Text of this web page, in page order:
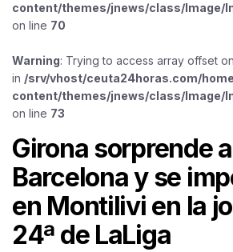
content/themes/jnews/class/Image/
on line 70
Warning: Trying to access array offset
in /srv/vhost/ceuta24horas.com/
content/themes/jnews/class/Image/
on line 73
Girona sorprende
Barcelona y se
en Montilivi en la
24ª de LaLiga